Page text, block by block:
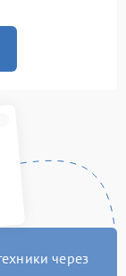
через